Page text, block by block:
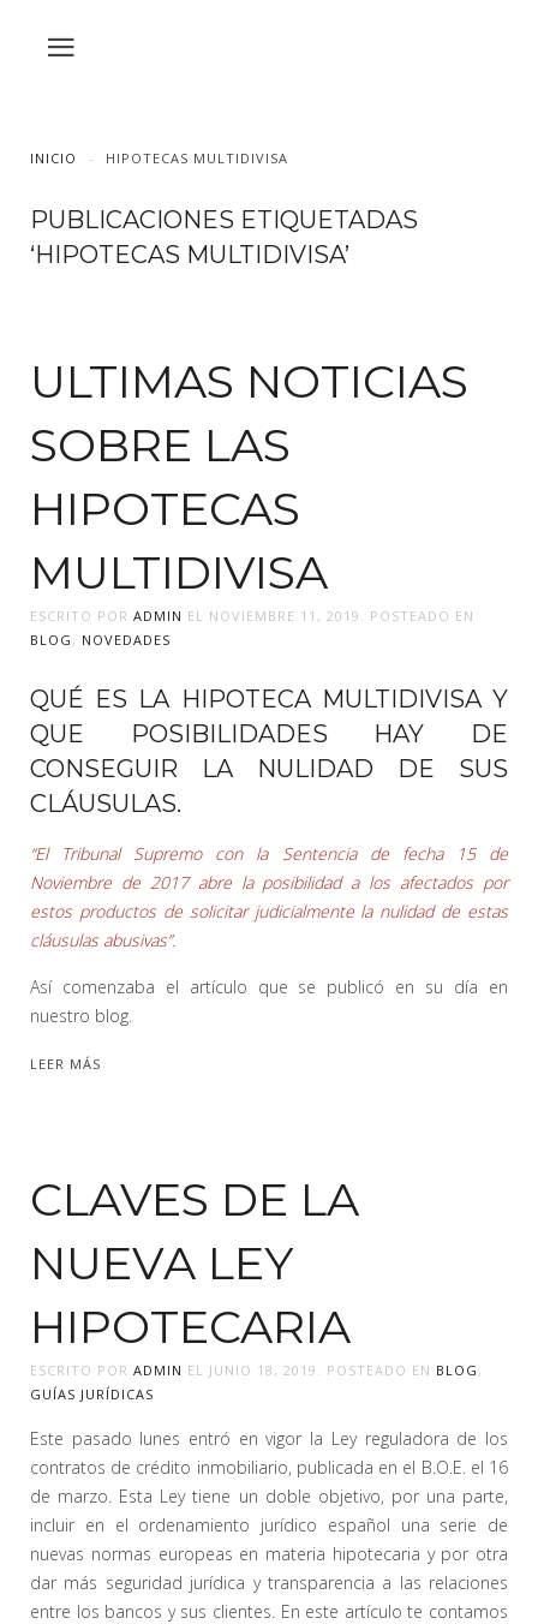
INICIO HIPOTECAS MULTIDIVISA
PUBLICACIONES ETIQUETADAS
‘HIPOTECAS MULTIDIVISA’
ULTIMAS NOTICIAS
SOBRE LAS
HIPOTECAS
MULTIDIVISA
ESCRITO POR ADMIN EL NOVIEMBRE 11, 2019 . POSTEADO EN
BLOG , NOVEDADES
QUÉ ES LA HIPOTECA MULTIDIVISA Y
QUE POSIBILIDADES HAY DE
CONSEGUIR LA NULIDAD DE SUS
CLÁUSULAS.
“El Tribunal Supremo con la Sentencia de fecha 15 de
Noviembre de 2017 abre la posibilidad a los afectados por
estos productos de solicitar judicialmente la nulidad de estas
cláusulas abusivas”.
Así comenzaba el artículo que se publicó en su día en
nuestro blog.
LEER MÁS
CLAVES DE LA
NUEVA LEY
HIPOTECARIA
ESCRITO POR ADMIN EL JUNIO 18, 2019 . POSTEADO EN BLOG ,
GUÍAS JURÍDICAS
Este pasado lunes entró en vigor la Ley reguladora de los
contratos de crédito inmobiliario, publicada en el B.O.E. el 16
de marzo. Esta Ley tiene un doble objetivo, por una parte,
incluir en el ordenamiento jurídico español una serie de
nuevas normas europeas en materia hipotecaria y por otra
dar más seguridad jurídica y transparencia a las relaciones
entre los bancos y sus clientes. En este artículo te contamos